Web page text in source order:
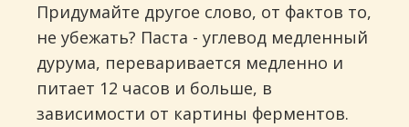
Придумайте другое слово, от фактов то,
не убежать? Паста - углевод медленный
дурума, переваривается медленно и
питает 12 часов и больше, в
зависимости от картины ферментов.